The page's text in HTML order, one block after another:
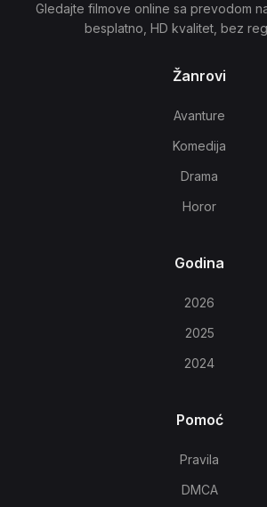
Gledajte filmove online sa prevodom
besplatno, HD kvalitet, bez
Žanrovi
Avanture
Komedija
Drama
Horor
Godina
2026
2025
2024
Pomoć
Pravila
DMCA